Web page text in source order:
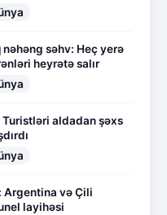
səhv: Heç yerə
heyrətə salır
Turistləri aldadan şəxs
Argentina və Çili
layihəsi